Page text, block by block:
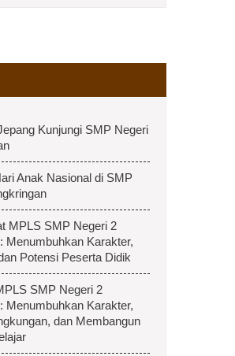
Kunjungi SMP Negeri
Anak Nasional di SMP
MPLS SMP Negeri 2
Menumbuhkan Karakter,
Potensi Peserta Didik
SMP Negeri 2
Menumbuhkan Karakter,
dan Membangun